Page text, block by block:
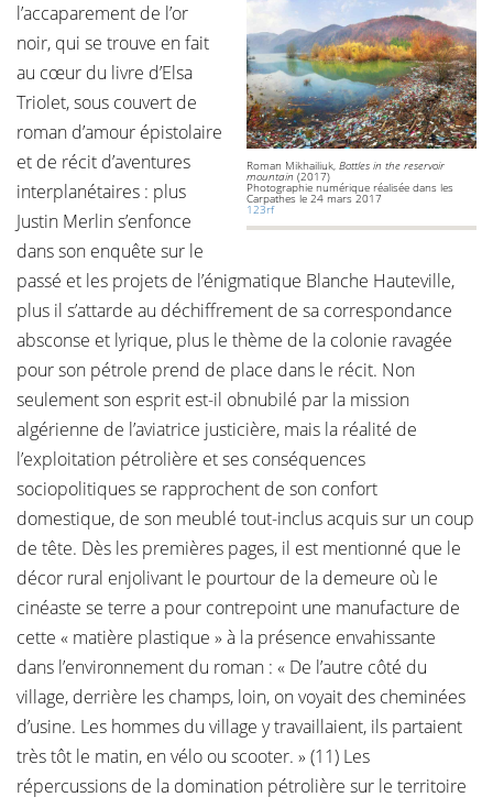
Roman Mikhailiuk, Bottles in the reservoir
mountain (2017)
Photographie numérique réalisée dans les
Carpathes le 24 mars 2017
123rf
l’accaparement de l’or
noir, qui se trouve en fait
au cœur du livre d’Elsa
Triolet, sous couvert de
roman d’amour épistolaire
et de récit d’aventures
interplanétaires : plus
Justin Merlin s’enfonce
dans son enquête sur le
passé et les projets de l’énigmatique Blanche Hauteville,
plus il s’attarde au déchiffrement de sa correspondance
absconse et lyrique, plus le thème de la colonie ravagée
pour son pétrole prend de place dans le récit. Non
seulement son esprit est-il obnubilé par la mission
algérienne de l’aviatrice justicière, mais la réalité de
l’exploitation pétrolière et ses conséquences
sociopolitiques se rapprochent de son confort
domestique, de son meublé tout-inclus acquis sur un coup
de tête. Dès les premières pages, il est mentionné que le
décor rural enjolivant le pourtour de la demeure où le
cinéaste se terre a pour contrepoint une manufacture de
cette « matière plastique » à la présence envahissante
dans l’environnement du roman : « De l’autre côté du
village, derrière les champs, loin, on voyait des cheminées
d’usine. Les hommes du village y travaillaient, ils partaient
très tôt le matin, en vélo ou scooter. » (11) Les
répercussions de la domination pétrolière sur le territoire